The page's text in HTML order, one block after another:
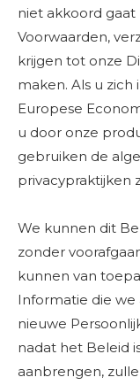
niet akkoord
Voorwaarden,
krijgen tot onze
maken. Als u
Europese
u door onze
gebruiken de
privacypraktijken
We kunnen dit
zonder
kunnen van
Informatie die we
nieuwe
nadat het Beleid
aanbrengen,